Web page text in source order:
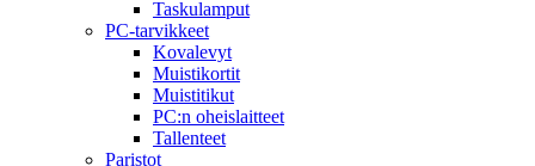
Taskulamput
PC-tarvikkeet
Kovalevyt
Muistikortit
Muistitikut
PC:n oheislaitteet
Tallenteet
Paristot